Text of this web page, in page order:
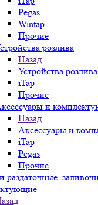
Pegas
Wintap
Прочие
розлива
Назад
Устройства розлива
iTap
Прочие
и
Назад
Аксессуары и
iTap
Pegas
Прочие
раздаточные,